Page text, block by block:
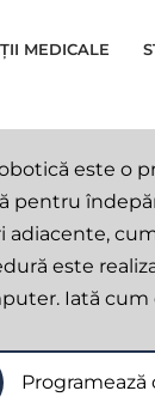
MEDICALE
este o
pentru
adiacente,
este
Iată